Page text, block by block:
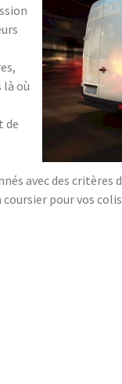
où
de
avec des critères
pour vos